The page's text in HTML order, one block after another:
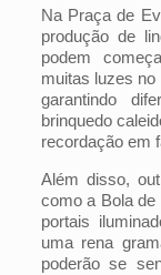
Na Praça de
produção de
podem
muitas luzes no
garantindo
brinquedo
recordação em
Além disso,
como a Bola de
portais
uma rena
poderão se